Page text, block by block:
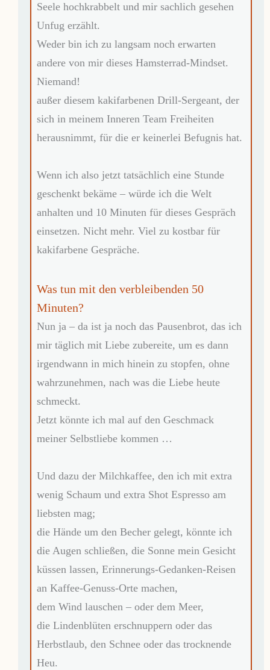
Seele hochkrabbelt und mir sachlich gesehen
Unfug erzählt.
Weder bin ich zu langsam noch erwarten
andere von mir dieses Hamsterrad-Mindset.
Niemand!
außer diesem kakifarbenen Drill-Sergeant, der
sich in meinem Inneren Team Freiheiten
herausnimmt, für die er keinerlei Befugnis hat.
Wenn ich also jetzt tatsächlich eine Stunde
geschenkt bekäme – würde ich die Welt
anhalten und 10 Minuten für dieses Gespräch
einsetzen. Nicht mehr. Viel zu kostbar für
kakifarbene Gespräche.
Was tun mit den verbleibenden 50
Minuten?
Nun ja – da ist ja noch das Pausenbrot, das ich
mir täglich mit Liebe zubereite, um es dann
irgendwann in mich hinein zu stopfen, ohne
wahrzunehmen, nach was die Liebe heute
schmeckt.
Jetzt könnte ich mal auf den Geschmack
meiner Selbstliebe kommen …
Und dazu der Milchkaffee, den ich mit extra
wenig Schaum und extra Shot Espresso am
liebsten mag;
die Hände um den Becher gelegt, könnte ich
die Augen schließen, die Sonne mein Gesicht
küssen lassen, Erinnerungs-Gedanken-Reisen
an Kaffee-Genuss-Orte machen,
dem Wind lauschen – oder dem Meer,
die Lindenblüten erschnuppern oder das
Herbstlaub, den Schnee oder das trocknende
Heu.